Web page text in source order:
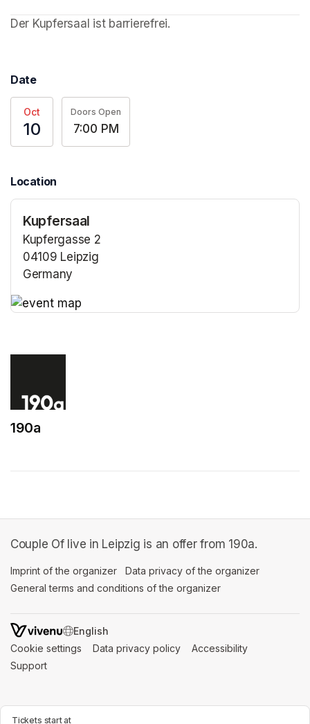
Der Kupfersaal ist barrierefrei.
Date
Oct
10
Doors Open
7:00 PM
Location
Kupfersaal
Kupfergasse 2
04109 Leipzig
Germany
Tickets start at
190a
Couple Of live in Leipzig is an offer from 190a.
Imprint of the organizer (opens in a new tab)
Data privacy of the organizer
General terms and conditions of the organizer
SWITCH LANGUAGE
Cookie settings (opens in a new tab)
Data privacy policy (opens in a new tab)
Accessibility
Support